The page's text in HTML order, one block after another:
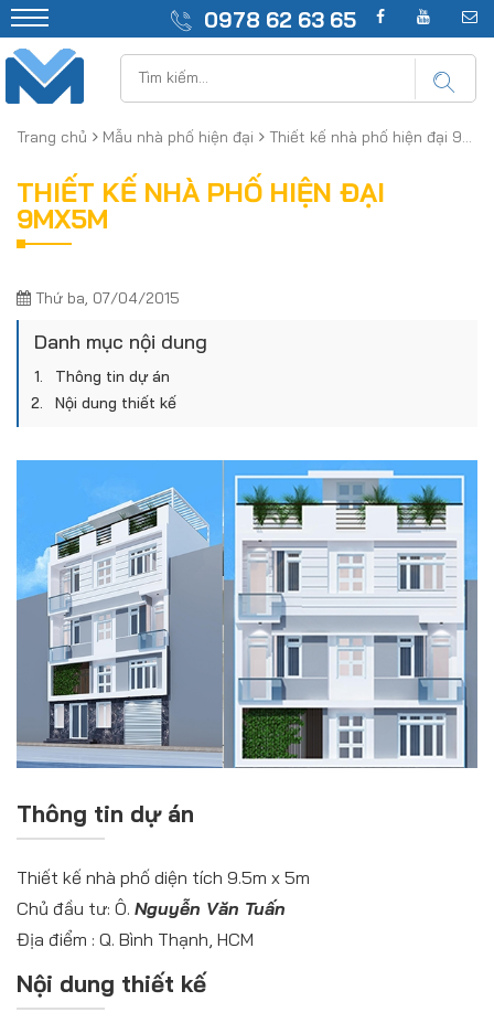
0978 62 63 65
Trang chủ Mẫu nhà phố hiện đại Thiết kế nhà phố hiện đại 9mx5m
THIẾT KẾ NHÀ PHỐ HIỆN ĐẠI
9MX5M
Thứ ba, 07/04/2015
Danh mục nội dung
Thông tin dự án
Nội dung thiết kế
Thông tin dự án
Thiết kế nhà phố diện tích 9.5m x 5m
Chủ đầu tư: Ô. Nguyễn Văn Tuấn
Địa điểm : Q. Bình Thạnh, HCM
Nội dung thiết kế